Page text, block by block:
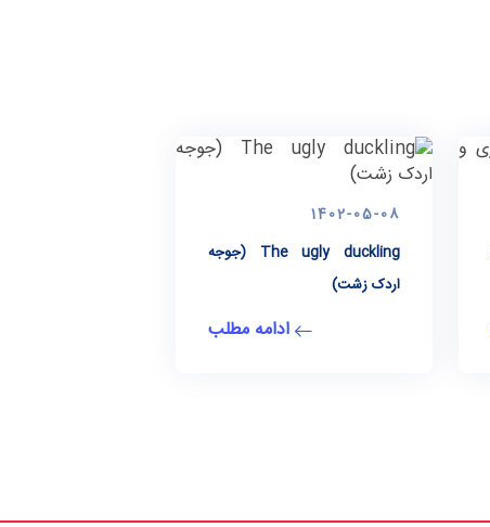
1402-05-08
The ugly duckling (جوجه
اردک زشت)
ادامه مطلب